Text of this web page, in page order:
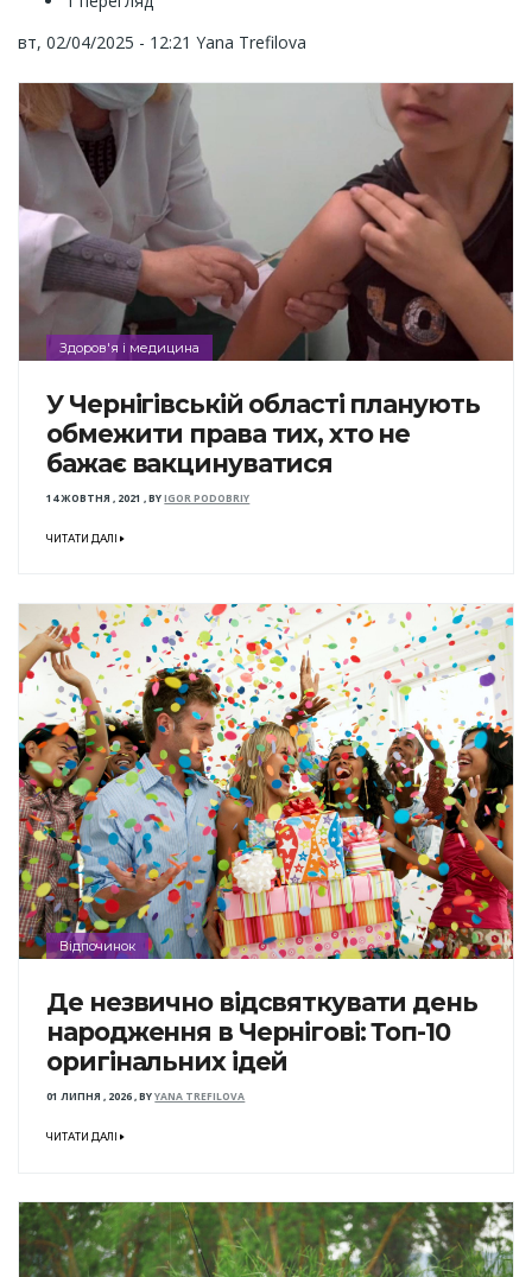
вт, 02/04/2025 - 12:21 Yana Trefilova
Здоров'я і медицина
У Чернігівській області планують
обмежити права тих, хто не
бажає вакцинуватися
14 ЖОВТНЯ , 2021 ,BYIGOR PODOBRIY
ЧИТАТИ ДАЛІ
Відпочинок
Де незвично відсвяткувати день
народження в Чернігові: Топ-10
оригінальних ідей
01 ЛИПНЯ , 2026,BYYANA TREFILOVA
ЧИТАТИ ДАЛІ